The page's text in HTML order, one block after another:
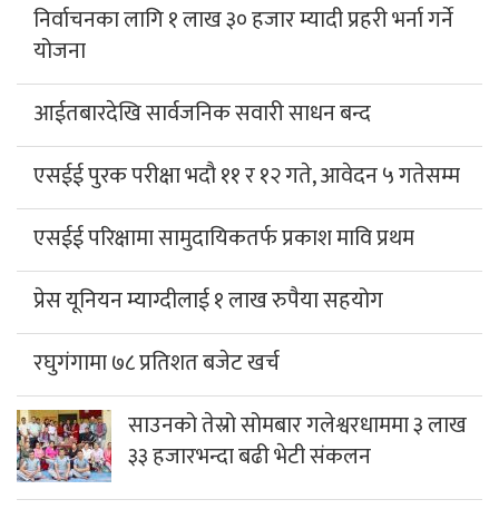
निर्वाचनका लागि १ लाख ३० हजार म्यादी प्रहरी भर्ना गर्ने
योजना
आईतबारदेखि सार्वजनिक सवारी साधन बन्द
एसईई पुरक परीक्षा भदौ ११ र १२ गते, आवेदन ५ गतेसम्म
एसईई परिक्षामा सामुदायिकतर्फ प्रकाश मावि प्रथम
प्रेस यूनियन म्याग्दीलाई १ लाख रुपैया सहयोग
रघुगंगामा ७८ प्रतिशत बजेट खर्च
साउनको तेस्रो सोमबार गलेश्वरधाममा ३ लाख
३३ हजारभन्दा बढी भेटी संकलन